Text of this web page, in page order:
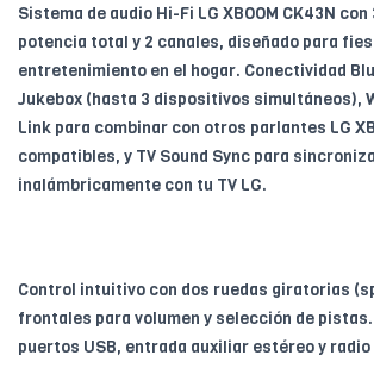
Sistema de audio Hi-Fi LG XBOOM CK43N con
potencia total y 2 canales, diseñado para
entretenimiento en el hogar. Conectividad
Jukebox (hasta 3 dispositivos simultáneos),
Link para combinar con otros parlantes LG
compatibles, y TV Sound Sync para
inalámbricamente con tu TV LG.
Control intuitivo con dos ruedas giratorias
frontales para volumen y selección de
puertos USB, entrada auxiliar estéreo y radio